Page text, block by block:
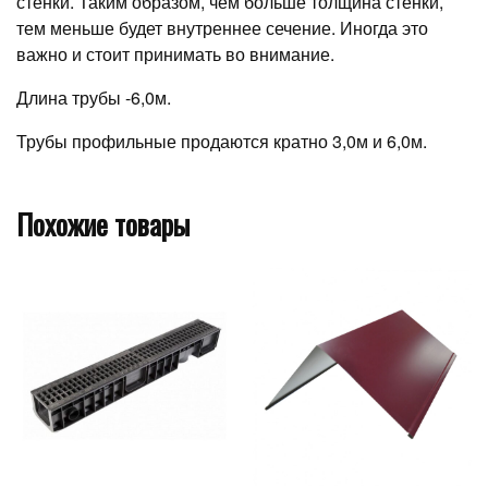
тем меньше будет внутреннее сечение. Иногда это
важно и стоит принимать во внимание.
Длина трубы -6,0м.
Трубы профильные продаются кратно 3,0м и 6,0м.
Похожие товары